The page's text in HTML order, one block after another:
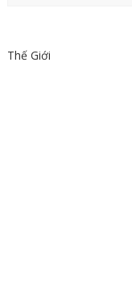
Thế Giới